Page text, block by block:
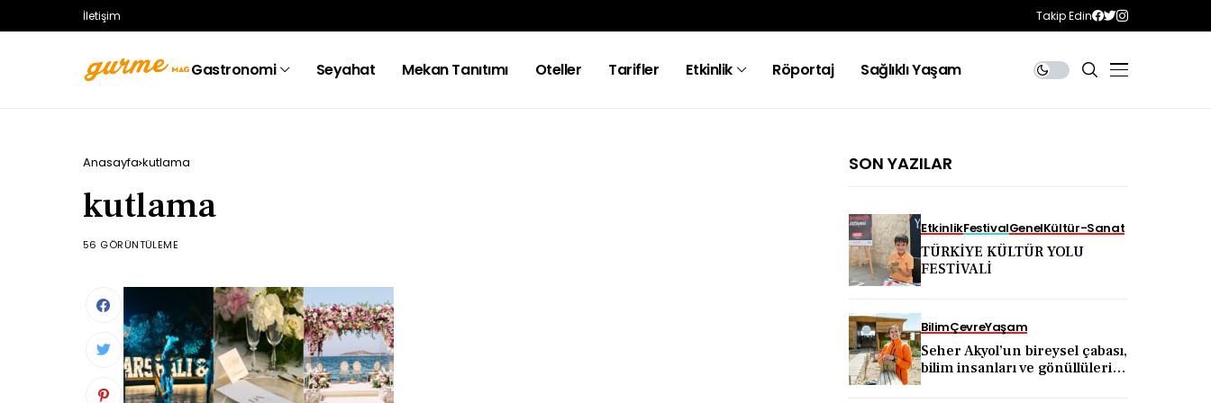
İletişim Takip Edin
Gastronomi Seyahat Mekan Tanıtımı Oteller Tarifler Etkinlik Röportaj Sağlıklı Yaşam
Anasayfa kutlama
kutlama
56 GÖRÜNTÜLEME
SON YAZILAR
EtkinlikFestivalGenelKültür-Sanat
TÜRKİYE KÜLTÜR YOLU
FESTİVALİ
BilimÇevreYaşam
Seher Akyol’un bireysel çabası,
bilim insanları ve gönüllülerin